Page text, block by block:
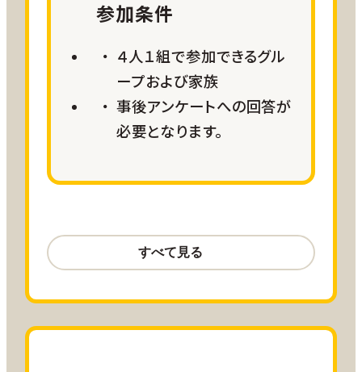
参加条件
４人１組で参加できるグル
ープおよび家族
事後アンケートへの回答が
必要となります。
航空サポート
羽田＝鹿児島線 往復20,000
大阪＝鹿児島線 往復15,000 ANA
SKYコイン